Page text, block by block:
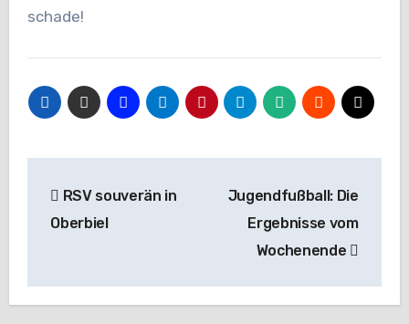
schade!
RSV souverän in
Oberbiel
Jugendfußball: Die
Ergebnisse vom
Wochenende